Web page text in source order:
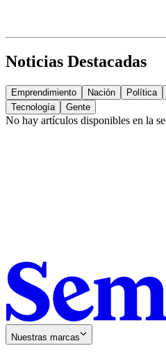
Noticias Destacadas
Emprendimiento Nación Política
Tecnología
Gente
No hay artículos disponibles en la
Nuestras marcas